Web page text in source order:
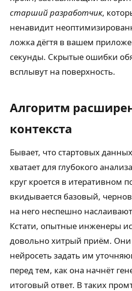
старший разработчик,
ненавидит
ложка дёгтя в вашем
секунды. Скрытые ошибки
всплывут на поверхность.
Алгоритм
контекста
Бывает, что стартовых
хватает для глубокого
круг кроется в итеративном
вкидывается базовый,
на него неспешно
Кстати, опытные инженеры
довольно хитрый приём. Они
нейросеть задать им
перед тем, как она начнёт
итоговый ответ. В таких